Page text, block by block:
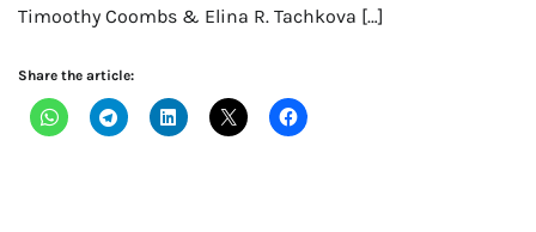
Timoothy Coombs & Elina R. Tachkova […]
Share the article: